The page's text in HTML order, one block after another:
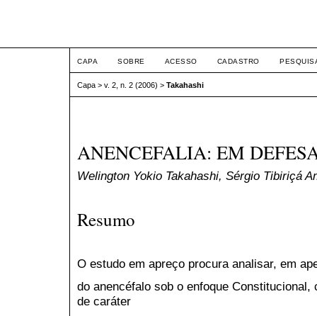
CAPA SOBRE ACESSO CADASTRO
Capa > v. 2, n. 2 (2006) > Takahashi
ANENCEFALIA: EM
Welington Yokio Takahashi, Sérgio Tibiriçá
Resumo
O estudo em apreço procura analisar, em
do anencéfalo sob o enfoque
de caráter